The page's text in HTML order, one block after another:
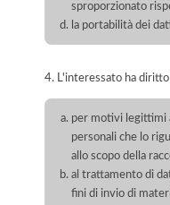
sproporzionato
la portabilità dei
4. L'interessato ha
per motivi legittimi
personali che lo
allo scopo della
al trattamento di
fini di invio di